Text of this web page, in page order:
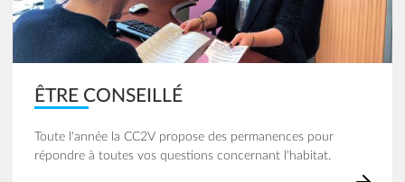
ÊTRE CONSEILLÉ
Toute l'année la CC2V propose des permanences pour
répondre à toutes vos questions concernant l'habitat.